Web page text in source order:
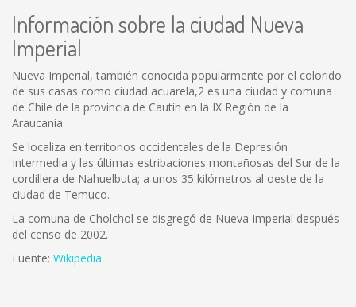
Información sobre la ciudad Nueva
Imperial
Nueva Imperial, también conocida popularmente por el colorido
de sus casas como ciudad acuarela,2 es una ciudad y comuna
de Chile de la provincia de Cautín en la IX Región de la
Araucanía.
Se localiza en territorios occidentales de la Depresión
Intermedia y las últimas estribaciones montañosas del Sur de la
cordillera de Nahuelbuta; a unos 35 kilómetros al oeste de la
ciudad de Temuco.
La comuna de Cholchol se disgregó de Nueva Imperial después
del censo de 2002.
Fuente: Wikipedia